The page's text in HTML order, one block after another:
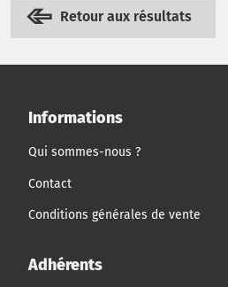
Retour aux résultats
Informations
Qui sommes-nous ?
Contact
Conditions générales de vente
Adhérents